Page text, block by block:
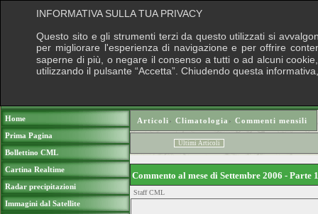
Home
Prima Pagina
Bollettino CML
Cartina Realtime
Radar precipitazioni
Immagini dal Satellite
Articoli› Climatologia › Commenti mensili
Ultimi Articoli
Commento al mese di Settembre 2006 -
Staff CML
INFORMATIVA SULLA TUA PRIVACY
Questo sito e gli strumenti terzi da questo utilizzati si
per migliorare l'esperienza di navigazione e per offrire
saperne di più, o negare il consenso a tutti o ad alcuni
utilizzando il pulsante “Accetta”. Chiudendo questa